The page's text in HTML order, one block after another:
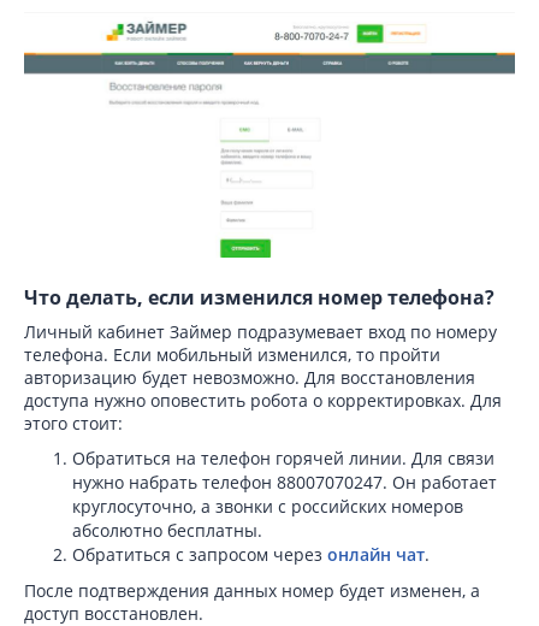
Что делать, если изменился номер телефона?
Личный кабинет Займер подразумевает вход по номеру
телефона. Если мобильный изменился, то пройти
авторизацию будет невозможно. Для восстановления
доступа нужно оповестить робота о корректировках. Для
этого стоит:
Обратиться на телефон горячей линии. Для связи
нужно набрать телефон 88007070247. Он работает
круглосуточно, а звонки с российских номеров
абсолютно бесплатны.
Обратиться с запросом через онлайн чат.
После подтверждения данных номер будет изменен, а
доступ восстановлен.